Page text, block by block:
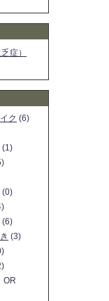
症）
ク (6)
(1)
(0)
(6)
(3)
OR